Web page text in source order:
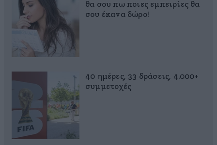
θα σου πω ποιες εμπειρίες θα
σου έκανα δώρο!
40 ημέρες, 33 δράσεις, 4.000+
συμμετοχές